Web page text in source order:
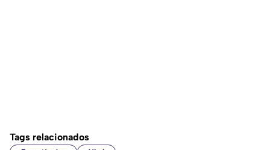
Tags relacionados